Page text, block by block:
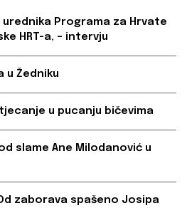
urednika Programa za Hrvate
HRT-a, – intervju
u Žedniku
u pucanju bičevima
slame Ane Milodanović u
zaborava spašeno Josipa